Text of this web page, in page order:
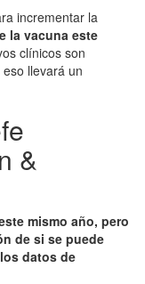
incrementar la
la vacuna este
clínicos son
llevará un
&
mismo año, pero
de si se puede
datos de